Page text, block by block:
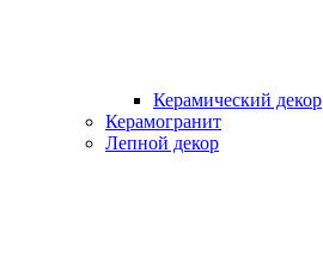
Керамический декор
Керамогранит
Лепной декор